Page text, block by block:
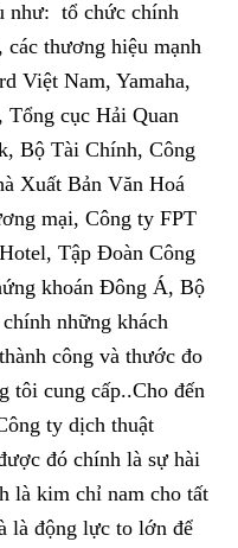
như: tổ chức chính
các thương hiệu mạnh
Việt Nam, Yamaha,
Tổng cục Hải Quan
Bộ Tài Chính, Công
Xuất Bản Văn Hoá
mại, Công ty FPT
Tập Đoàn Công
khoán Đông Á, Bộ
những khách
công và thước đo
tôi cung cấp..Cho đến
ty dịch thuật
đó chính là sự hài
là kim chỉ nam cho tất
là động lực to lớn để